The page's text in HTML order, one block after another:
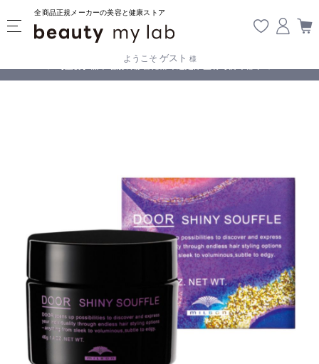
全商品正規メーカーの美容と健康ストア
ようこそ ゲスト 様
【重要】熊本地震の影響により遅延が生じております